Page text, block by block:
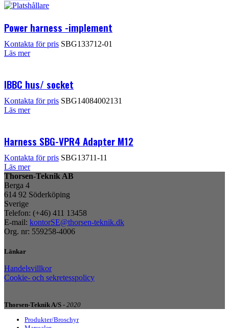
Power harness -implement
Kontakta för pris SBG133712-01
Läs mer
IBBC hus/ socket
Kontakta för pris SBG14084002131
Läs mer
Harness SBG-VPR4 Adapter M12
Kontakta för pris SBG13711-11
Läs mer
Thorsen-Teknik AB
Berga 4
614 92 Söderköping
Sverige
Telefon: (+46) 411 13458
E-mail: kontorSE@thorsen-teknik.dk
Org. nr: 559258-4006
Länkar
Handelsvillkor
Cookie- och sekretesspolicy
Thorsen-Teknik A/S - 2020
Produkter/Broschyr